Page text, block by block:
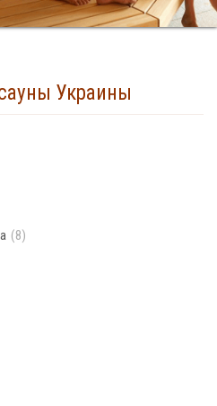
поисковому запросу
ввести другой город
Украины
(8)